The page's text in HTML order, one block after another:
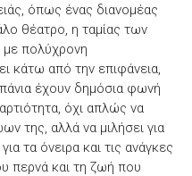
όπως ένας διανομέας
θέατρο, η ταμίας των
με πολύχρονη
κάτω από την επιφάνεια,
έχουν δημόσια φωνή
όχι απλώς να
της, αλλά να μιλήσει για
τα όνειρα και τις ανάγκες
περνά και τη ζωή που